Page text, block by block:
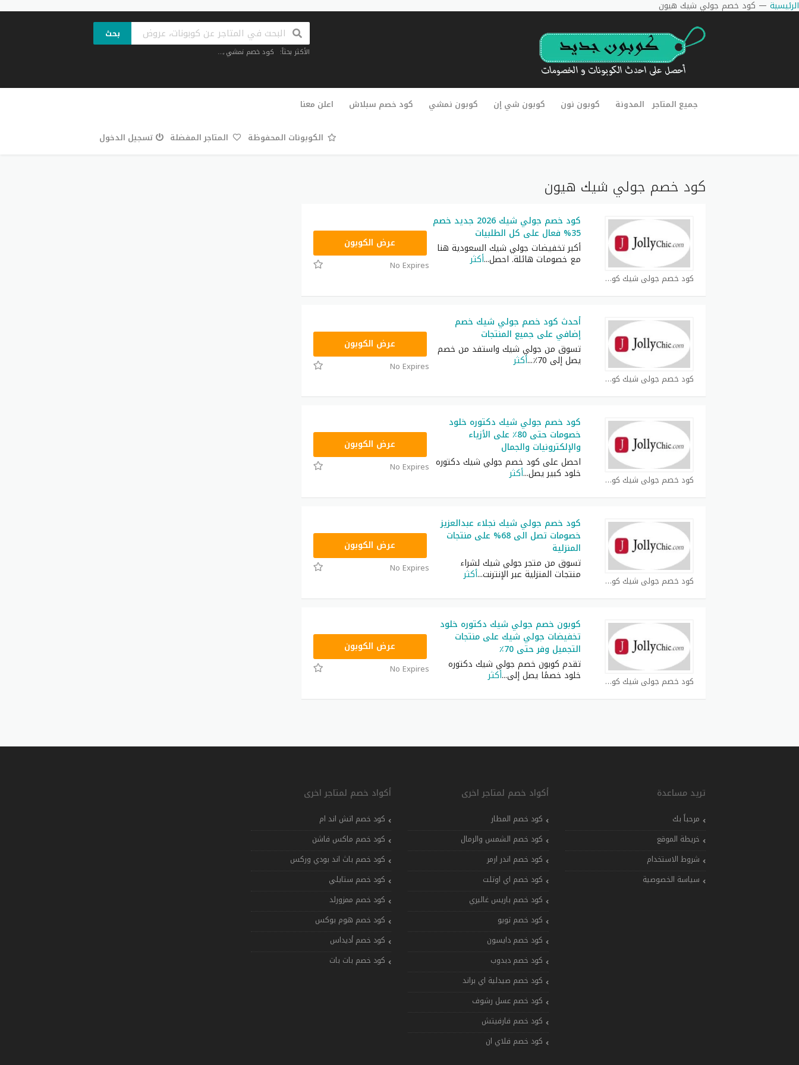
الرئيسية — كود خصم جولي شيك هيون
بحث
الأكثر بحثاً: كود خصم نمشي,...
تخطي
جميع المتاجر المدونة كوبون نون كوبون شي إن كوبون نمشي كود خصم سبلاش اعلن معنا
الكوبونات المحفوظة المتاجر المفضلة تسجيل الدخول
كود خصم جولي شيك هيون
كود خصم جولي شيك كوبون
كود خصم جولي شيك 2026 جديد خصم
35% فعال على كل الطلبيات
أكبر تخفيضات جولي شيك السعودية هنا
مع خصومات هائلة. احصل...أكثر
عرض الكوبون
No Expires
كود خصم جولي شيك كوبون
أحدث كود خصم جولي شيك خصم
إضافي على جميع المنتجات
تسوق من جولي شيك واستفد من خصم
يصل إلى 70٪ ...أكثر
عرض الكوبون
No Expires
كود خصم جولي شيك كوبون
كود خصم جولي شيك دكتوره خلود
خصومات حتى 80٪ على الأزياء
والإلكترونيات والجمال
احصل على كود خصم جولي شيك دكتوره
خلود كبير يصل...أكثر
عرض الكوبون
No Expires
كود خصم جولي شيك كوبون
كود خصم جولي شيك نجلاء عبدالعزيز
خصومات تصل الى 68% على منتجات
المنزلية
تسوق من متجر جولي شيك لشراء
منتجات المنزلية عبر الإنترنت...أكثر
عرض الكوبون
No Expires
كود خصم جولي شيك كوبون
كوبون خصم جولي شيك دكتوره خلود
تخفيضات جولي شيك على منتجات
التجميل وفر حتى 70٪
تقدم كوبون خصم جولي شيك دكتوره
خلود خصمًا يصل إلى...أكثر
عرض الكوبون
No Expires
تريد مساعدة
مرحباً بك
خريطة الموقع
شروط الاستخدام
سياسة الخصوصية
أكواد خصم لمتاجر اخرى
كود خصم المطار
كود خصم الشمس والرمال
كود خصم اندر ارمر
كود خصم اي اوتلت
كود خصم باريس غاليري
كود خصم تويو
كود خصم دايسون
كود خصم دبدوب
كود خصم صيدلية اي براند
كود خصم عسل رشوف
كود خصم فارفيتش
كود خصم فلاي ان
أكواد خصم لمتاجر اخرى
كود خصم اتش اند ام
كود خصم ماكس فاشن
كود خصم باث اند بودي وركس
كود خصم ستايلي
كود خصم ممزورلد
كود خصم هوم بوكس
كود خصم أديداس
كود خصم بات بات